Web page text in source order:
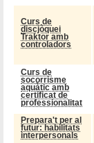
Curs de
discjòquei
Traktor amb
controladors
Curs de
socorrisme
aquàtic amb
certificat de
professionalitat
Prepara't per al
futur: habilitats
interpersonals